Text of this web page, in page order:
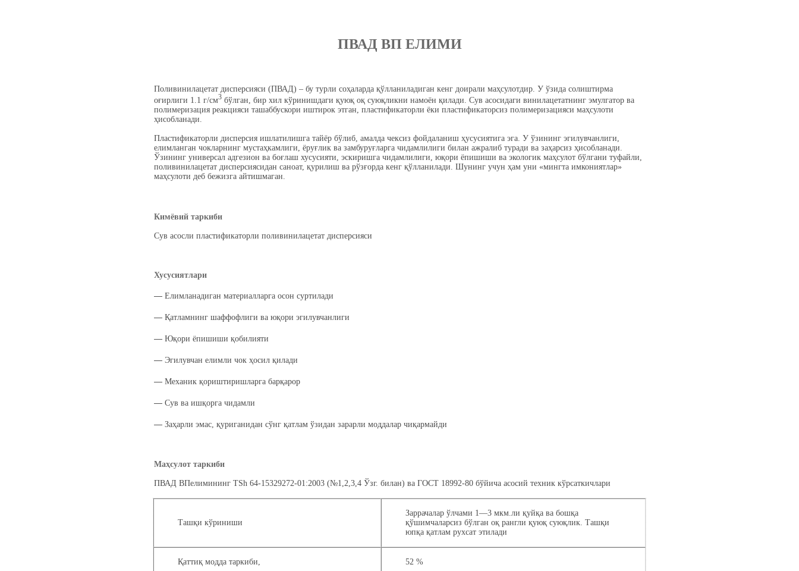
ПВАД ВП ЕЛИМИ
Поливинилацетат дисперсияси (ПВАД) – бу турли соҳаларда қўлланиладиган кенг доирали маҳсулотдир. У ўзида солиштирма
оғирлиги 1.1 г/см3 бўлган, бир хил кўринишдаги қуюқ оқ суюқликни намоён қилади. Сув асосидаги винилацетатнинг эмулгатор ва
полимеризация реакцияси ташаббускори иштирок этган, пластификаторли ёки пластификаторсиз полимеризацияси маҳсулоти
ҳисобланади.
Пластификаторли дисперсия ишлатилишга тайёр бўлиб, амалда чексиз фойдаланиш ҳусусиятига эга. У ўзининг эгилувчанлиги,
елимланган чокларнинг мустаҳкамлиги, ёруғлик ва замбуруғларга чидамлилиги билан ажралиб туради ва заҳарсиз ҳисобланади.
Ўзининг универсал адгезион ва боғлаш хусусияти, эскиришга чидамлилиги, юқори ёпишиши ва экологик маҳсулот бўлгани туфайли,
поливинилацетат дисперсиясидан саноат, қурилиш ва рўзғорда кенг қўлланилади. Шунинг учун ҳам уни «мингта имкониятлар»
маҳсулоти деб бежизга айтишмаган.
Кимёвий таркиби
Сув асосли пластификаторли поливинилацетат дисперсияси
Хусусиятлари
― Елимланадиган материалларга осон суртилади
― Қатламнинг шаффофлиги ва юқори эгилувчанлиги
― Юқори ёпишиши қoбилияти
― Эгилувчан елимли чок ҳосил қилади
― Механик қориштиришларга барқарор
― Сув ва ишқорга чидамли
― Заҳарли эмас, қуриганидан сўнг қатлам ўзидан зарарли моддалар чиқармайди
Маҳсулот таркиби
ПВАД ВПелимининг TSh 64-15329272-01:2003 (№1,2,3,4 Ўзг. билан) ва ГОСТ 18992-80 бўйича асосий техник кўрсаткичлари
Ташқи кўриниши
Заррачалар ўлчами 1—3 мкм.ли қуйқа ва бошқа
қўшимчаларсиз бўлган оқ рангли қуюқ суюқлик. Ташқи
юпқа қатлам рухсат этилади
Қаттиқ модда таркиби, 52 %